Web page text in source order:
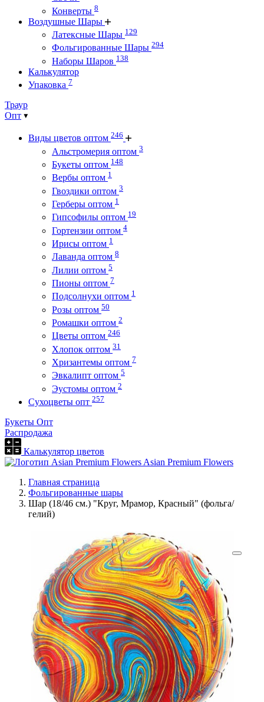
Конверты 8
Воздушные Шары
Латексные Шары 129
Фольгированные Шары 294
Наборы Шаров 138
Калькулятор
Упаковка 7
Траур
Опт
Виды цветов оптом 246
Альстромерия оптом 3
Букеты оптом 148
Вербы оптом 1
Гвоздики оптом 3
Герберы оптом 1
Гипсофилы оптом 19
Гортензии оптом 4
Ирисы оптом 1
Лаванда оптом 8
Лилии оптом 5
Пионы оптом 7
Подсолнухи оптом 1
Розы оптом 50
Ромашки оптом 2
Цветы оптом 246
Хлопок оптом 31
Хризантемы оптом 7
Эвкалипт оптом 5
Эустомы оптом 2
Сухоцветы опт 257
Букеты Опт
Распродажа
Калькулятор цветов
Asian Premium Flowers
Главная страница
Фольгированные шары
Шар (18/46 см.) "Круг, Мрамор, Красный" (фольга/
гелий)